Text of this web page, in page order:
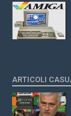
ARTICOLI